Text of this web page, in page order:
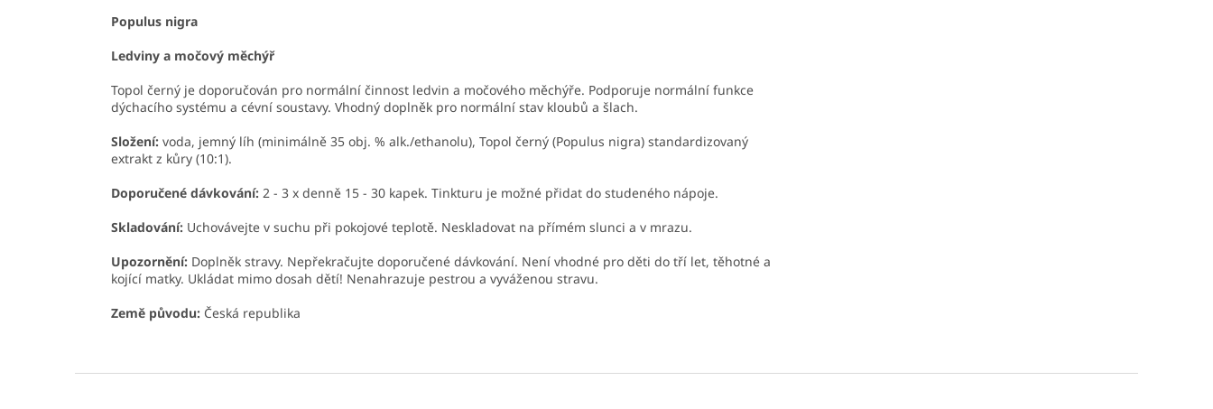
Populus nigra
Ledviny a močový měchýř
Topol černý je doporučován pro normální činnost ledvin a močového měchýře. Podporuje normální funkce
dýchacího systému a cévní soustavy. Vhodný doplněk pro normální stav kloubů a šlach.
Složení: voda, jemný líh (minimálně 35 obj. % alk./ethanolu), Topol černý (Populus nigra) standardizovaný
extrakt z kůry (10:1).
Doporučené dávkování: 2 - 3 x denně 15 - 30 kapek. Tinkturu je možné přidat do studeného nápoje.
Skladování: Uchovávejte v suchu při pokojové teplotě. Neskladovat na přímém slunci a v mrazu.
Upozornění: Doplněk stravy. Nepřekračujte doporučené dávkování. Není vhodné pro děti do tří let, těhotné a
kojící matky. Ukládat mimo dosah dětí! Nenahrazuje pestrou a vyváženou stravu.
Země původu: Česká republika